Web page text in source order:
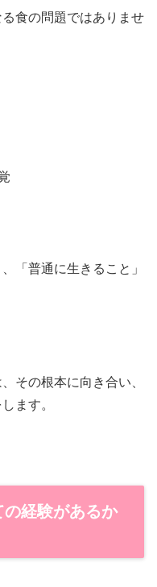
食の問題ではありませ
「普通に生きること」
その根本に向き合い、
ます。
経験があるか